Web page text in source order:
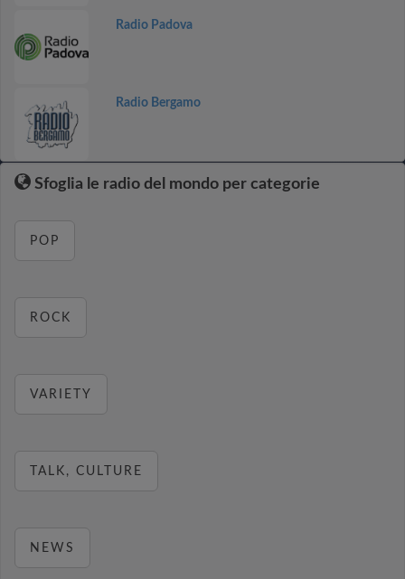
Radio Padova
Radio Bergamo
Sfoglia le radio del mondo per categorie
POP
ROCK
VARIETY
TALK, CULTURE
NEWS